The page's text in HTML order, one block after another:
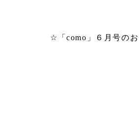
☆「como」６月号の